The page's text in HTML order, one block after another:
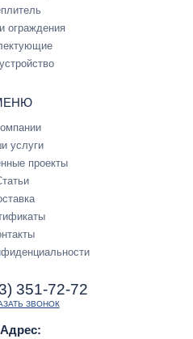
ограждения
услуги
проекты
351-72-72
ЗВОНОК
Адрес: